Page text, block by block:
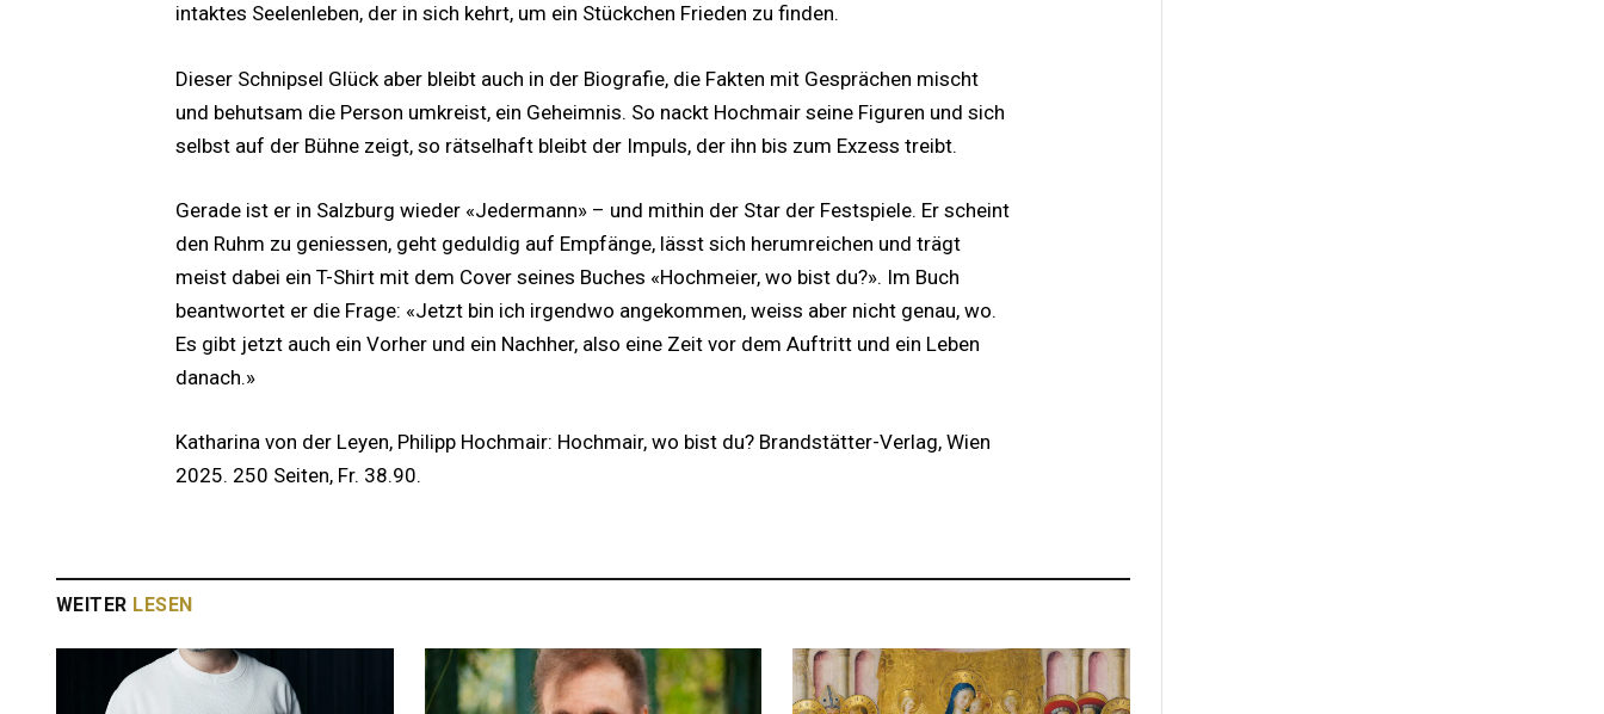
intaktes Seelenleben, der in sich kehrt, um ein Stückchen Frieden zu finden.
Dieser Schnipsel Glück aber bleibt auch in der Biografie, die Fakten mit Gesprächen mischt
und behutsam die Person umkreist, ein Geheimnis. So nackt Hochmair seine Figuren und sich
selbst auf der Bühne zeigt, so rätselhaft bleibt der Impuls, der ihn bis zum Exzess treibt.
Gerade ist er in Salzburg wieder «Jedermann» – und mithin der Star der Festspiele. Er scheint
den Ruhm zu geniessen, geht geduldig auf Empfänge, lässt sich herumreichen und trägt
meist dabei ein T-Shirt mit dem Cover seines Buches «Hochmeier, wo bist du?». Im Buch
beantwortet er die Frage: «Jetzt bin ich irgendwo angekommen, weiss aber nicht genau, wo.
Es gibt jetzt auch ein Vorher und ein Nachher, also eine Zeit vor dem Auftritt und ein Leben
danach.»
Katharina von der Leyen, Philipp Hochmair: Hochmair, wo bist du? Brandstätter-Verlag, Wien
2025. 250 Seiten, Fr. 38.90.
WEITER LESEN